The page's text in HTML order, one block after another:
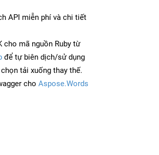
API miễn phí và chi tiết
cho mã nguồn Ruby từ
để tự biên dịch/sử dụng
tải xuống thay thế.
cho Aspose.Words